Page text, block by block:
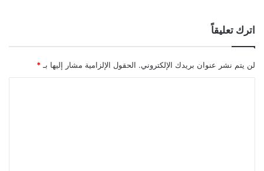
اترك تعليقاً
لن يتم نشر عنوان بريدك الإلكتروني. الحقول الإلزامية مشار إليها بـ *